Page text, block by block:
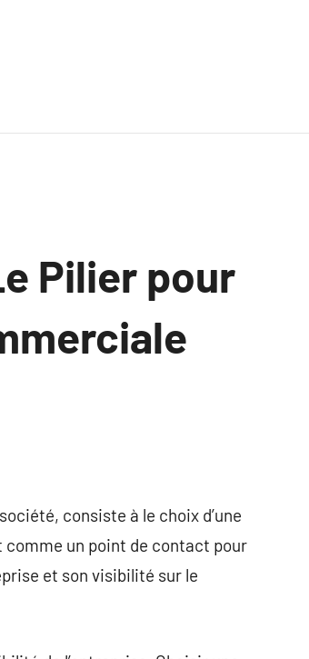
Pilier pour
consiste à le choix d’une
un point de contact pour
et son visibilité sur le